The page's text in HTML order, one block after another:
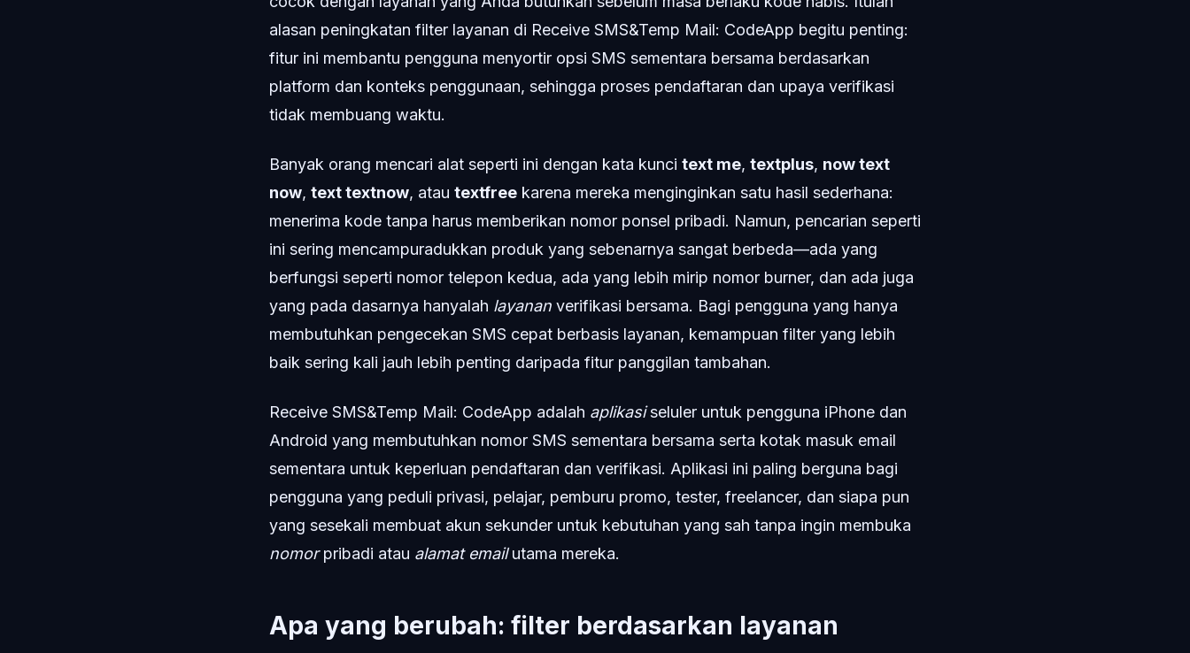
alasan peningkatan filter layanan di Receive SMS&Temp Mail: CodeApp begitu penting:
fitur ini membantu pengguna menyortir opsi SMS sementara bersama berdasarkan
platform dan konteks penggunaan, sehingga proses pendaftaran dan upaya verifikasi
tidak membuang waktu.
Banyak orang mencari alat seperti ini dengan kata kunci text me, textplus, now text
now, text textnow, atau textfree karena mereka menginginkan satu hasil sederhana:
menerima kode tanpa harus memberikan nomor ponsel pribadi. Namun, pencarian seperti
ini sering mencampuradukkan produk yang sebenarnya sangat berbeda—ada yang
berfungsi seperti nomor telepon kedua, ada yang lebih mirip nomor burner, dan ada juga
yang pada dasarnya hanyalah layanan verifikasi bersama. Bagi pengguna yang hanya
membutuhkan pengecekan SMS cepat berbasis layanan, kemampuan filter yang lebih
baik sering kali jauh lebih penting daripada fitur panggilan tambahan.
Receive SMS&Temp Mail: CodeApp adalah aplikasiseluler untuk pengguna iPhone dan
Android yang membutuhkan nomor SMS sementara bersama serta kotak masuk email
sementara untuk keperluan pendaftaran dan verifikasi. Aplikasi ini paling berguna bagi
pengguna yang peduli privasi, pelajar, pemburu promo, tester, freelancer, dan siapa pun
yang sesekali membuat akun sekunder untuk kebutuhan yang sah tanpa ingin membuka
nomorpribadi atau alamat emailutama mereka.
Apa yang berubah: filter berdasarkan layanan